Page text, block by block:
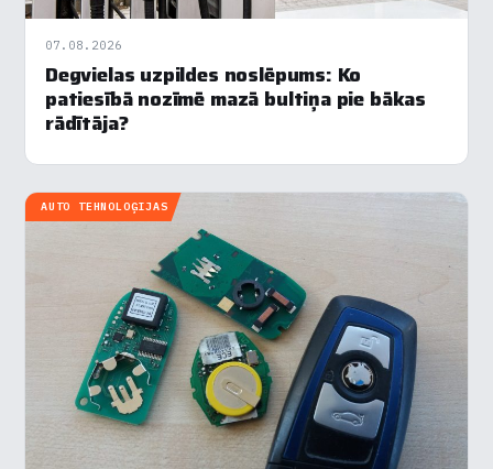
07.08.2026
Degvielas uzpildes noslēpums: Ko
patiesībā nozīmē mazā bultiņa pie bākas
rādītāja?
AUTO TEHNOLOĢIJAS